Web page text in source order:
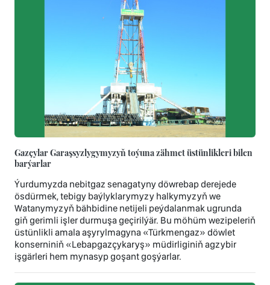
Gazçylar Garaşsyzlygymyzyň toýuna zähmet üstünlikleri bilen
barýarlar
Ýurdumyzda nebitgaz senagatyny döwrebap derejede
ösdürmek, tebigy baýlyklarymyzy halkymyzyň we
Watanymyzyň bähbidine netijeli peýdalanmak ugrunda
giň gerimli işler durmuşa geçirilýär. Bu möhüm wezipeleriň
üstünlikli amala aşyrylmagyna «Türkmengaz» döwlet
konserniniň «Lebapgazçykaryş» müdirliginiň agzybir
işgärleri hem mynasyp goşant goşýarlar.